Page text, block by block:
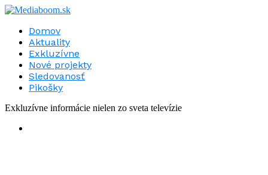
Domov
Aktuality
Exkluzívne
Nové projekty
Sledovanosť
Pikošky
Exkluzívne informácie nielen zo sveta televízie